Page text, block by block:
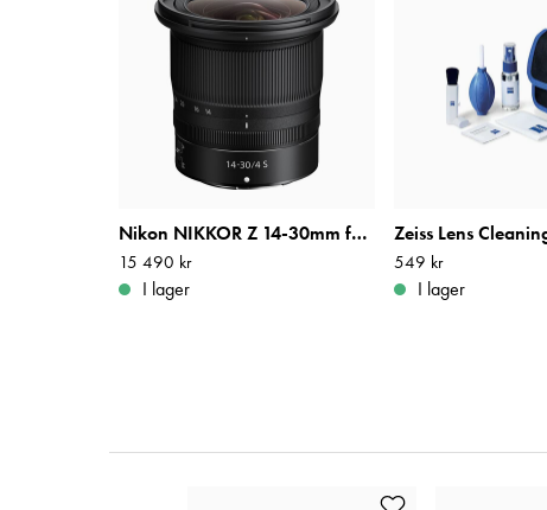
Nikon NIKKOR Z 14-30mm f/4 S
Pris :15 490 kr
15 490 kr
I lager
Pris: 549 kr
549 kr
I lager